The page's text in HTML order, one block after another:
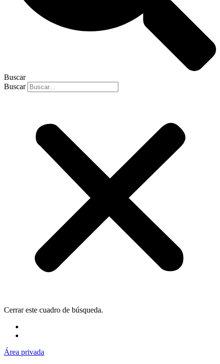
Buscar
Buscar
Cerrar este cuadro de búsqueda.
Área privada